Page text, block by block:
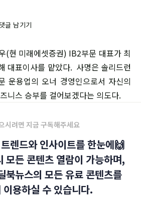
댓글 남기기
(현 미래에셋증권) IB2부문 대표가 최
대표이사를 맡았다. 사명은 솔리드런
운용업의 오너 경영인으로서 자신의
니스 승부를 걸어보겠다는 의도다.
시려면 지금 구독해주세요
렌드와 인사이트를 한눈에🙌
모든 콘텐츠 열람이 가능하며,
북뉴스의 모든 유료 콘텐츠를
이용하실 수 있습니다.